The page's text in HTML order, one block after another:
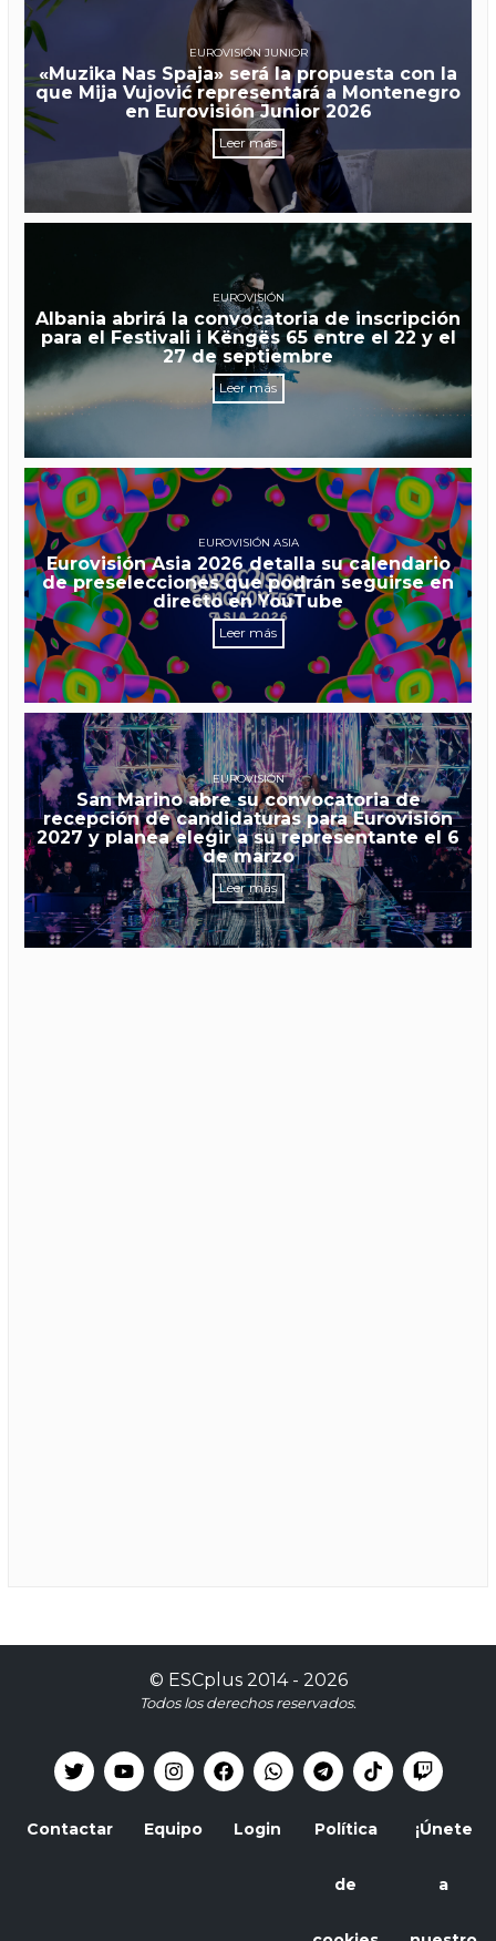
EUROVISIÓN JUNIOR
«Muzika Nas Spaja» será la propuesta con la
que Mija Vujović representará a Montenegro
en Eurovisión Junior 2026
Leer más
EUROVISIÓN
Albania abrirá la convocatoria de inscripción
para el Festivali i Këngës 65 entre el 22 y el
27 de septiembre
Leer más
EUROVISIÓN ASIA
Eurovisión Asia 2026 detalla su calendario
de preselecciones que podrán seguirse en
directo en YouTube
Leer más
EUROVISIÓN
San Marino abre su convocatoria de
recepción de candidaturas para Eurovisión
2027 y planea elegir a su representante el 6
de marzo
Leer más
© ESCplus2014 - 2026
Todos los derechos reservados.
Contactar Equipo Login Política
de
¡Únete
a